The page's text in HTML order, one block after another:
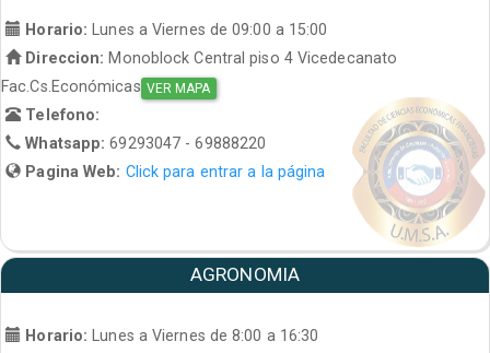
Horario: Lunes a Viernes de 09:00 a 15:00
Direccion: Monoblock Central piso 4 Vicedecanato
Fac.Cs.Económicas VER MAPA
Telefono:
Whatsapp:69293047 - 69888220
Pagina Web: Click para entrar a la página
AGRONOMIA
Horario:
Lunes a Viernes de 8:00 a 16:30